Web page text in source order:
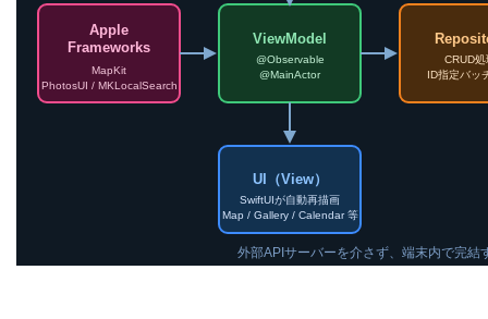
Apple
Frameworks
MapKit
PhotosUI / MKLocalSearch
ViewModel
@Observable
@MainActor
CRUD処
ID指定バッ
UI（View）
SwiftUIが自動再描画
Map / Gallery / Calendar 等
外部APIサーバーを介さず、端末内で完結